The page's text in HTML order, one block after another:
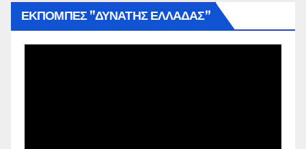
ΕΚΠΟΜΠΕΣ ”ΔΥΝΑΤΗΣ ΕΛΛΑΔΑΣ”